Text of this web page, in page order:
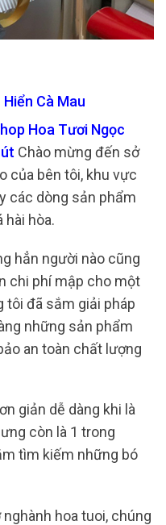
Cà Mau
Hoa Tươi Ngọc
Chào mừng đến sở
của bên tôi, khu vực
các dòng sản phẩm
hòa.
hẳn người nào cũng
chi phí mập cho một
tôi đã sắm giải pháp
những sản phẩm
an toàn chất lượng
giản dễ dàng khi là
còn là 1 trong
tìm kiếm những bó
hoa tuoi, chúng